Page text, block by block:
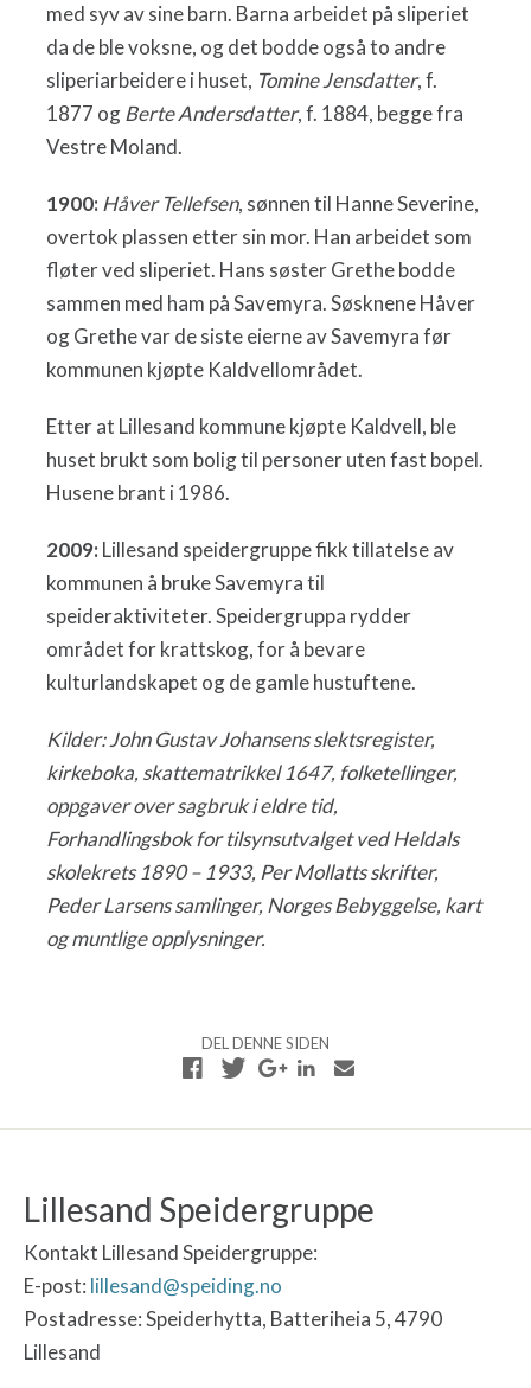
med syv av sine barn. Barna arbeidet på sliperiet
da de ble voksne, og det bodde også to andre
sliperiarbeidere i huset, Tomine Jensdatter, f.
1877 ogBerte Andersdatter, f. 1884, begge fra
Vestre Moland.
1900:Håver Tellefsen, sønnen til Hanne Severine,
overtok plassen etter sin mor. Han arbeidet som
fløter ved sliperiet. Hans søster Grethe bodde
sammen med ham på Savemyra. Søsknene Håver
og Grethe var de siste eierne av Savemyra før
kommunen kjøpte Kaldvellområdet.
Etter at Lillesand kommune kjøpte Kaldvell, ble
huset brukt som bolig til personer uten fast bopel.
Husene brant i 1986.
2009:Lillesand speidergruppe fikk tillatelse av
kommunen å bruke Savemyra til
speideraktiviteter. Speidergruppa rydder
området for krattskog, for å bevare
kulturlandskapet og de gamle hustuftene.
Kilder: John Gustav Johansens slektsregister,
kirkeboka, skattematrikkel 1647, folketellinger,
oppgaver over sagbruk i eldre tid,
Forhandlingsbok for tilsynsutvalget ved Heldals
skolekrets 1890 – 1933, Per Mollatts skrifter,
Peder Larsens samlinger, Norges Bebyggelse, kart
og muntlige opplysninger.
DEL DENNE SIDEN
Lillesand Speidergruppe
Kontakt Lillesand Speidergruppe:
E-post: lillesand@speiding.no
Postadresse: Speiderhytta, Batteriheia 5, 4790
Lillesand